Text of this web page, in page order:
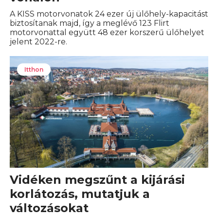
A KISS motorvonatok 24 ezer új ülőhely-kapacitást
biztosítanak majd, így a meglévő 123 Flirt
motorvonattal együtt 48 ezer korszerű ülőhelyet
jelent 2022-re.
Itthon
Vidéken megszűnt a kijárási
korlátozás, mutatjuk a
változásokat